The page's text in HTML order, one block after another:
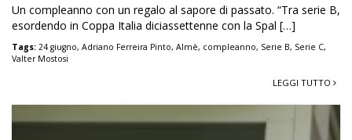
Un compleanno con un regalo al sapore di passato. “Tra serie B,
esordendo in Coppa Italia diciassettenne con la Spal […]
Tags: 24 giugno, Adriano Ferreira Pinto, Almè, compleanno, Serie B, Serie C,
Valter Mostosi
LEGGI TUTTO